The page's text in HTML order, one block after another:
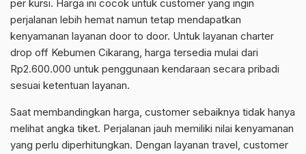
per kursi. Harga ini cocok untuk customer yang ingin
perjalanan lebih hemat namun tetap mendapatkan
kenyamanan layanan door to door. Untuk layanan charter
drop off Kebumen Cikarang, harga tersedia mulai dari
Rp2.600.000 untuk penggunaan kendaraan secara pribadi
sesuai ketentuan layanan.
Saat membandingkan harga, customer sebaiknya tidak hanya
melihat angka tiket. Perjalanan jauh memiliki nilai kenyamanan
yang perlu diperhitungkan. Dengan layanan travel, customer